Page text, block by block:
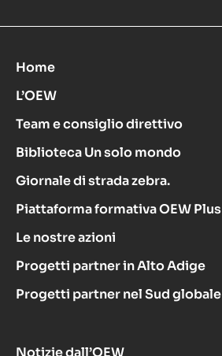
Home
L’OEW
Team e consiglio direttivo
Biblioteca Un solo mondo
Giornale di strada zebra.
Piattaforma formativa OEW Plus
Le nostre azioni
Progetti partner in Alto Adige
Progetti partner nel Sud globale
Notizie dall’OEW